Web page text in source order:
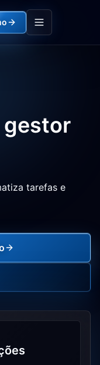
gestor
tarefas e